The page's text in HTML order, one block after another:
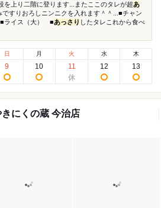
を上り二階に登ります...またここのタレが超あ
ですりおろしニンニクを入れます＾＾...■チャン
ライス（大） ■あっさり したタレこれから食べ
日
9
月
10
火
11
水
12
木
13
にくの蔵 今治店